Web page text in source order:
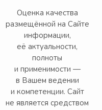
Оценка качества
размещённой на Сайте
информации,
её актуальности,
полноты
и применимости —
в Вашем ведении
и компетенции. Сайт
не является средством